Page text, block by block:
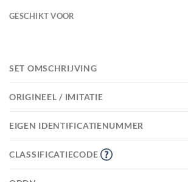
GESCHIKT VOOR
SET OMSCHRIJVING
ORIGINEEL / IMITATIE
EIGEN IDENTIFICATIENUMMER
CLASSIFICATIECODE